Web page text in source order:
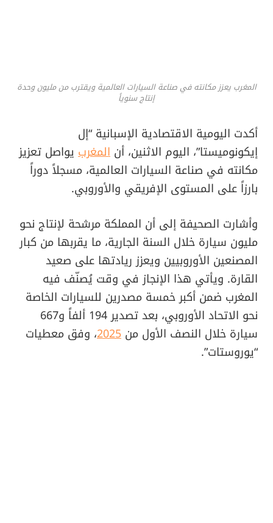
المغرب يعزز مكانته في صناعة السيارات العالمية ويقترب من مليون وحدة
إنتاج سنوياً
أكدت اليومية الاقتصادية الإسبانية “إل
إيكونوميستا”، اليوم الاثنين، أن المغرب يواصل تعزيز
مكانته في صناعة السيارات العالمية، مسجلاً دوراً
بارزاً على المستوى الإفريقي والأوروبي.
وأشارت الصحيفة إلى أن المملكة مرشحة لإنتاج نحو
مليون سيارة خلال السنة الجارية، ما يقربها من كبار
المصنعين الأوروبيين ويعزز ريادتها على صعيد
القارة. ويأتي هذا الإنجاز في وقت يُصنّف فيه
المغرب ضمن أكبر خمسة مصدرين للسيارات الخاصة
نحو الاتحاد الأوروبي، بعد تصدير 194 ألفاً و667
سيارة خلال النصف الأول من 2025، وفق معطيات
“يوروستات”.